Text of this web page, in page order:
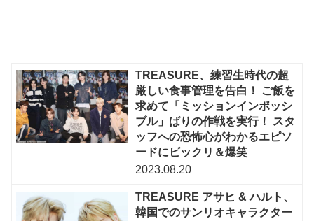
TREASURE、練習生時代の超
厳しい食事管理を告白！ ご飯を
求めて「ミッションインポッシ
ブル」ばりの作戦を実行！ スタ
ッフへの恐怖心がわかるエピソ
ードにビックリ＆爆笑
2023.08.20
TREASURE アサヒ & ハルト、
韓国でのサンリオキャラクター